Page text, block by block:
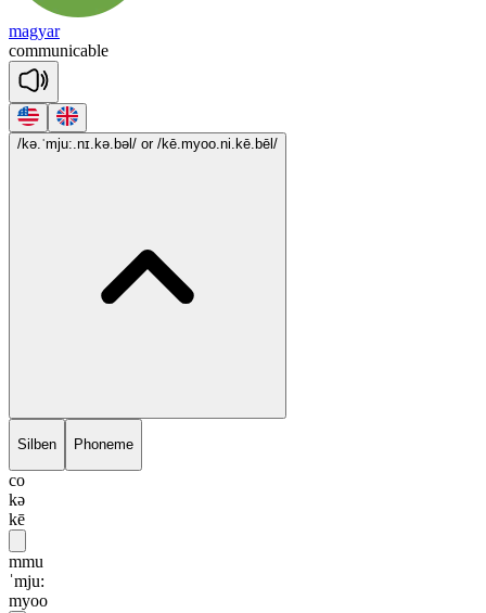
magyar
communicable
/kə.ˈmju:.nɪ.kə.bəl/ or /kē.myoo.ni.kē.bēl/
Silben Phoneme
co
kə
kē
mmu
ˈmju:
myoo